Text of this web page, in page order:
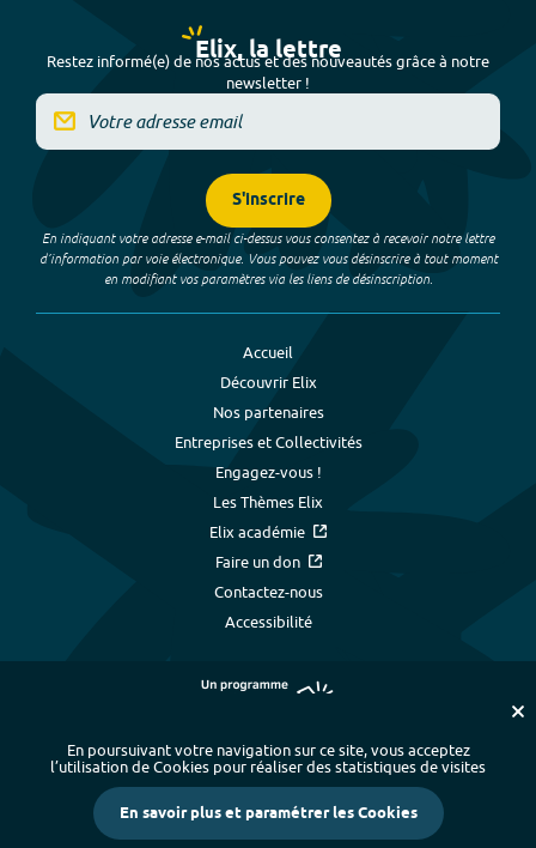
Elix, la lettre
Restez informé(e) de nos actus et des nouveautés grâce à notre
newsletter !
S'inscrire
En indiquant votre adresse e-mail ci-dessus vous consentez à recevoir notre lettre
d’information par voie électronique. Vous pouvez vous désinscrire à tout moment
en modifiant vos paramètres via les liens de désinscription.
Accueil
Découvrir Elix
Nos partenaires
Entreprises et Collectivités
Engagez-vous !
Les Thèmes Elix
Elix académie
Faire un don
Contactez-nous
Accessibilité
Plan du site - Index alphabétique
-
Mentions légales et données personnelles
- Paramétrer les cookies
Crédits
En poursuivant votre navigation sur ce site, vous acceptez
l’utilisation de Cookies pour réaliser des statistiques de visites
En savoir plus et paramétrer les Cookies